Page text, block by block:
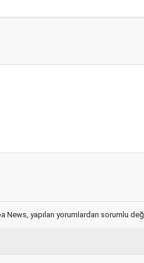
yapılan yorumlardan sorumlu